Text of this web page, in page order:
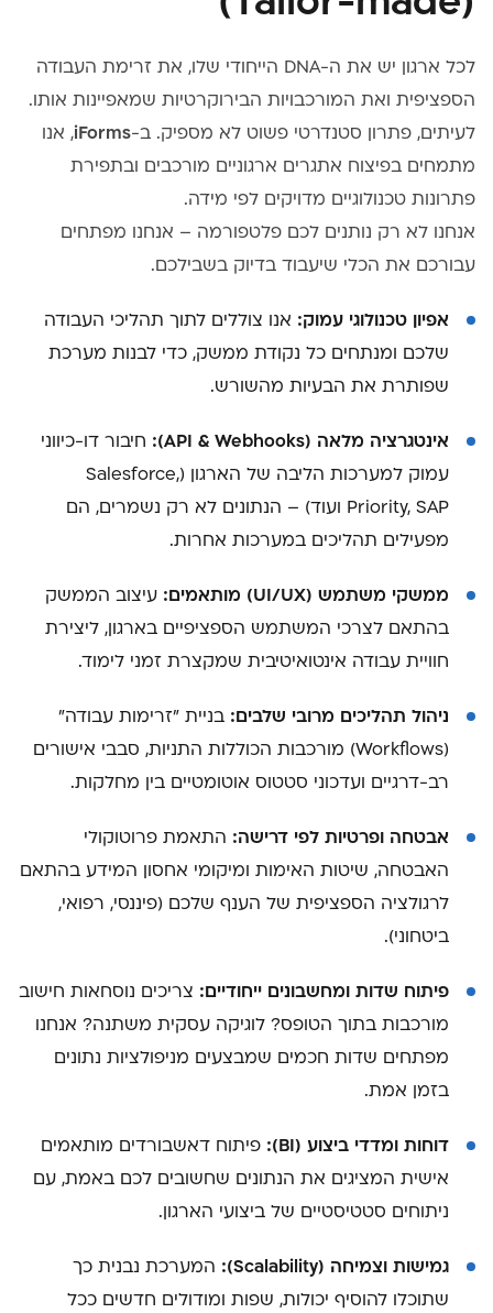
לכל ארגון יש את ה-DNA הייחודי שלו, את זרימת העבודה
הספציפית ואת המורכבויות הבירוקרטיות שמאפיינות אותו.
לעיתים, פתרון סטנדרטי פשוט לא מספיק. ב-iForms, אנו
מתמחים בפיצוח אתגרים ארגוניים מורכבים ובתפירת
פתרונות טכנולוגיים מדויקים לפי מידה.
אנחנו לא רק נותנים לכם פלטפורמה – אנחנו מפתחים
עבורכם את הכלי שיעבוד בדיוק בשבילכם.
אפיון טכנולוגי עמוק: אנו צוללים לתוך תהליכי העבודה
שלכם ומנתחים כל נקודת ממשק, כדי לבנות מערכת
שפותרת את הבעיות מהשורש.
אינטגרציה מלאה (API & Webhooks):
חיבור דו-כיווני
עמוק למערכות הליבה של הארגון (Salesforce,
Priority, SAP ועוד) – הנתונים לא רק נשמרים, הם
מפעילים תהליכים במערכות אחרות.
ממשקי משתמש (UI/UX) מותאמים:
עיצוב הממשק
בהתאם לצרכי המשתמש הספציפיים בארגון, ליצירת
חוויית עבודה אינטואיטיבית שמקצרת זמני לימוד.
ניהול תהליכים מרובי שלבים: בניית "זרימות עבודה"
(Workflows) מורכבות הכוללות התניות, סבבי אישורים
רב-דרגיים ועדכוני סטטוס אוטומטיים בין מחלקות.
אבטחה ופרטיות לפי דרישה: התאמת פרוטוקולי
האבטחה, שיטות האימות ומיקומי אחסון המידע בהתאם
לרגולציה הספציפית של הענף שלכם (פיננסי, רפואי,
ביטחוני).
פיתוח שדות ומחשבונים ייחודיים: צריכים נוסחאות חישוב
מורכבות בתוך הטופס? לוגיקה עסקית משתנה? אנחנו
מפתחים שדות חכמים שמבצעים מניפולציות נתונים
בזמן אמת.
דוחות ומדדי ביצוע (BI):
פיתוח דאשבורדים מותאמים
אישית המציגים את הנתונים שחשובים לכם באמת, עם
ניתוחים סטטיסטיים של ביצועי הארגון.
גמישות וצמיחה (Scalability):
המערכת נבנית כך
שתוכלו להוסיף יכולות, שפות ומודולים חדשים ככל